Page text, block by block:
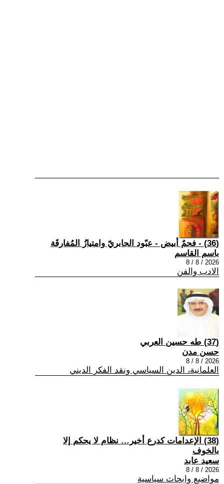
(36) - فحمٌ أبيض - عبّود الجابريّ وامتيازُ المُفارقَة
باسم القاسم
2026 / 8 / 8
الادب والفن
(37) طه حسين العربي
حسن مدن
2026 / 8 / 8
العلمانية، الدين السياسي ونقد الفكر الديني
(38) الإعدامات كدرع أخير… نظام لا يحكم إلا
بالخوف
سعيد عابد
2026 / 8 / 8
مواضيع وابحاث سياسية